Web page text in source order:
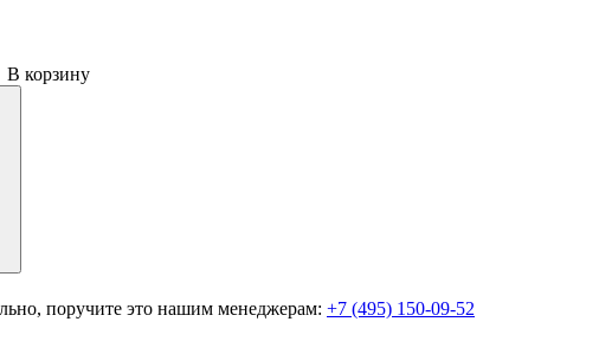
В корзину
поручите это нашим менеджерам: +7 (495) 150-09-52